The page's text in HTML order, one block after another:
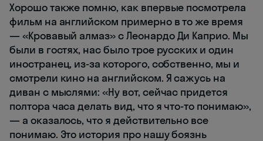
Хорошо также помню, как впервые посмотрела
фильм на английском примерно в то же время
— «Кровавый алмаз» с Леонардо Ди Каприо. Мы
были в гостях, нас было трое русских и один
иностранец, из-за которого, собственно, мы и
смотрели кино на английском. Я сажусь на
диван с мыслями: «Ну вот, сейчас придется
полтора часа делать вид, что я что-то понимаю»,
— а оказалось, что я действительно все
понимаю. Это история про нашу боязнь